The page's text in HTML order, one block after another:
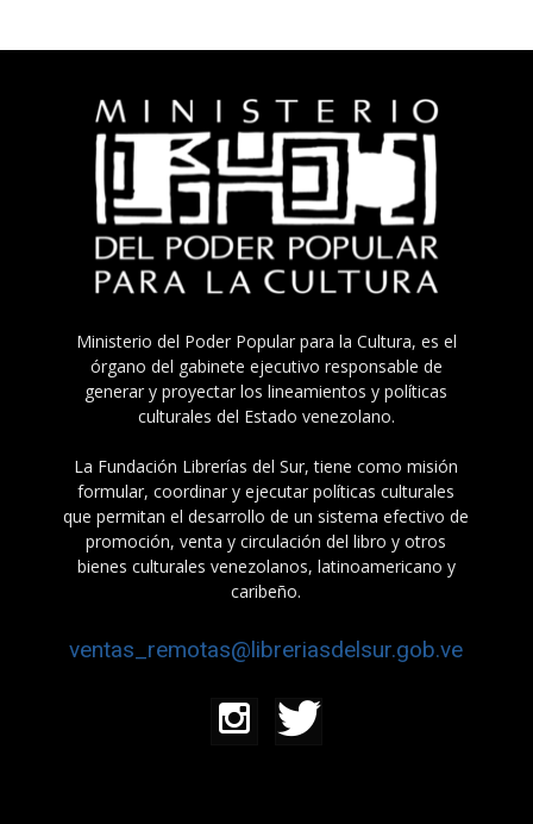
Ministerio del Poder Popular para la Cultura, es el
órgano del gabinete ejecutivo responsable de
generar y proyectar los lineamientos y políticas
culturales del Estado venezolano.
La Fundación Librerías del Sur, tiene como misión
formular, coordinar y ejecutar políticas culturales
que permitan el desarrollo de un sistema efectivo de
promoción, venta y circulación del libro y otros
bienes culturales venezolanos, latinoamericano y
caribeño.
ventas_remotas@libreriasdelsur.gob.ve